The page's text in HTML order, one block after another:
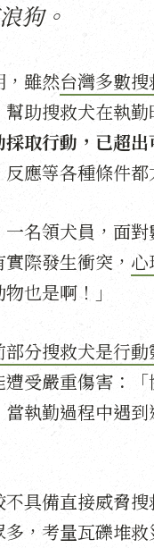
狗。
，雖然台灣多數
幫助搜救犬在執
取行動，已超
應等各種條件都
一名領犬員，面
際發生衝突，
也是啊！」
部分搜救犬是行
受嚴重傷害：
執勤過程中遇
具備直接威脅
，考量瓦礫堆